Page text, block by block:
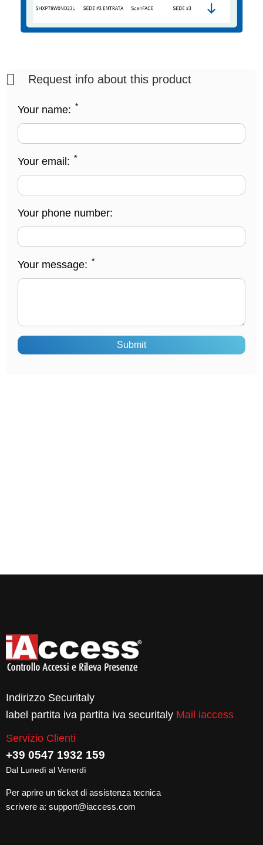
Request info about this product
Your name: *
Your email: *
Your phone number:
Your message: *
Submit
Indirizzo Securitaly
label partita iva partita iva securitaly Mail iaccess
Servizio Clienti
+39 0547 1932 159
Dal Lunedì al Venerdì
Per aprire un ticket di assistenza tecnica
scrivere a: support@iaccess.com